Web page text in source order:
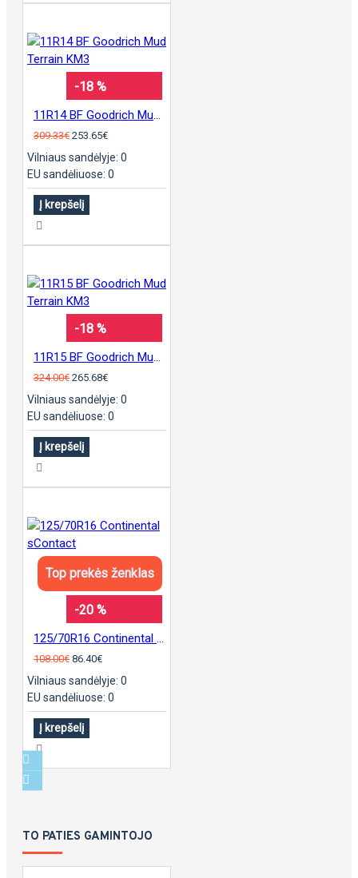
-18 %
309.33€ 253.65€
Vilniaus sandėlyje: 0
EU sandėliuose: 0
Į krepšelį
-18 %
324.00€ 265.68€
Vilniaus sandėlyje: 0
EU sandėliuose: 0
Į krepšelį
Top prekės ženklas
-20 %
108.00€ 86.40€
Vilniaus sandėlyje: 0
EU sandėliuose: 0
Į krepšelį
TO PATIES GAMINTOJO